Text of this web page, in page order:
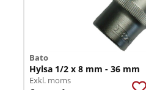
Bato
Hylsa 1/2 x 8 mm - 36 mm
Exkl. moms